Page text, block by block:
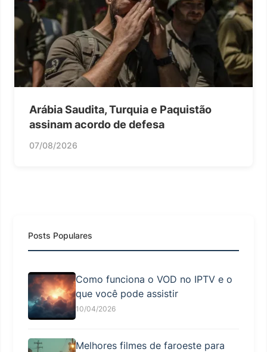
Arábia Saudita, Turquia e Paquistão
assinam acordo de defesa
07/08/2026
Posts Populares
Como funciona o VOD no IPTV e o
que você pode assistir
10/04/2026
Melhores filmes de faroeste para